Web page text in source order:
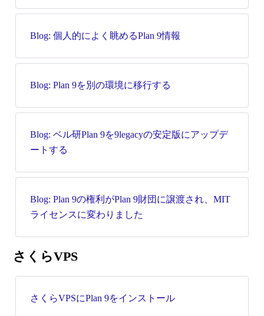
Blog: 個人的によく眺めるPlan 9情報
Blog: Plan 9を別の環境に移行する
Blog: ベル研Plan 9を9legacyの安定版にアップデ
ートする
Blog: Plan 9の権利がPlan 9財団に譲渡され、MIT
ライセンスに変わりました
さくらVPS
さくらVPSにPlan 9をインストール